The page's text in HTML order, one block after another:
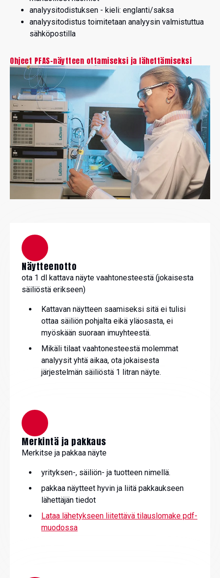
analyysitodistuksen - kieli: englanti/saksa
analyysitodistus toimitetaan analyysin valmistuttua
sähköpostilla
Ohjeet PFAS-näytteen ottamiseksi ja lähettämiseksi
Näytteenotto
ota 1 dl kattava näyte vaahtonesteestä (jokaisesta
säiliöstä erikseen)
Kattavan näytteen saamiseksi sitä ei tulisi
ottaa säiliön pohjalta eikä yläosasta, ei
myöskään suoraan imuyhteestä.
Mikäli tilaat vaahtonesteestä molemmat
analyysit yhtä aikaa, ota jokaisesta
järjestelmän säiliöstä 1 litran näyte.
Merkintä ja pakkaus
Merkitse ja pakkaa näyte
yrityksen-, säiliön- ja tuotteen nimellä.
pakkaa näytteet hyvin ja liitä pakkaukseen
lähettäjän tiedot
Lataa lähetykseen liitettävä tilauslomake pdf-
muodossa